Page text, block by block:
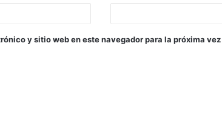
y sitio web en este navegador para la próxima